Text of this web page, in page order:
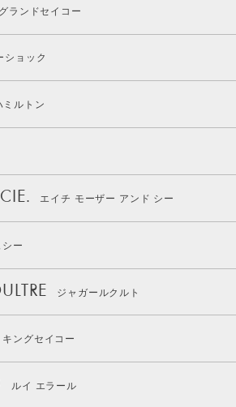
グランドセイコー
ショック
ミルトン
エイチ モーザー アンド シー
ー
ジャガールクルト
キングセイコー
ルイ エラール